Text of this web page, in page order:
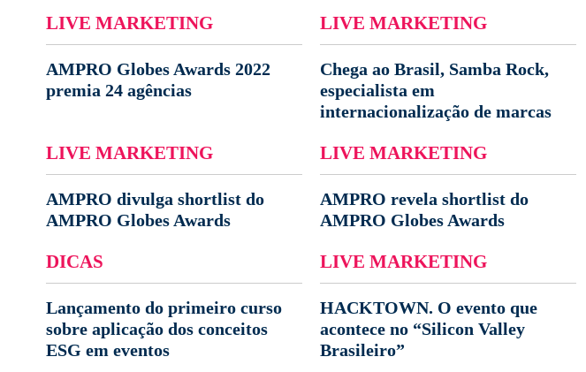
LIVE MARKETING
AMPRO Globes Awards 2022
premia 24 agências
LIVE MARKETING
Chega ao Brasil, Samba Rock,
especialista em
internacionalização de marcas
LIVE MARKETING
AMPRO divulga shortlist do
AMPRO Globes Awards
LIVE MARKETING
AMPRO revela shortlist do
AMPRO Globes Awards
DICAS
Lançamento do primeiro curso
sobre aplicação dos conceitos
ESG em eventos
LIVE MARKETING
HACKTOWN. O evento que
acontece no “Silicon Valley
Brasileiro”